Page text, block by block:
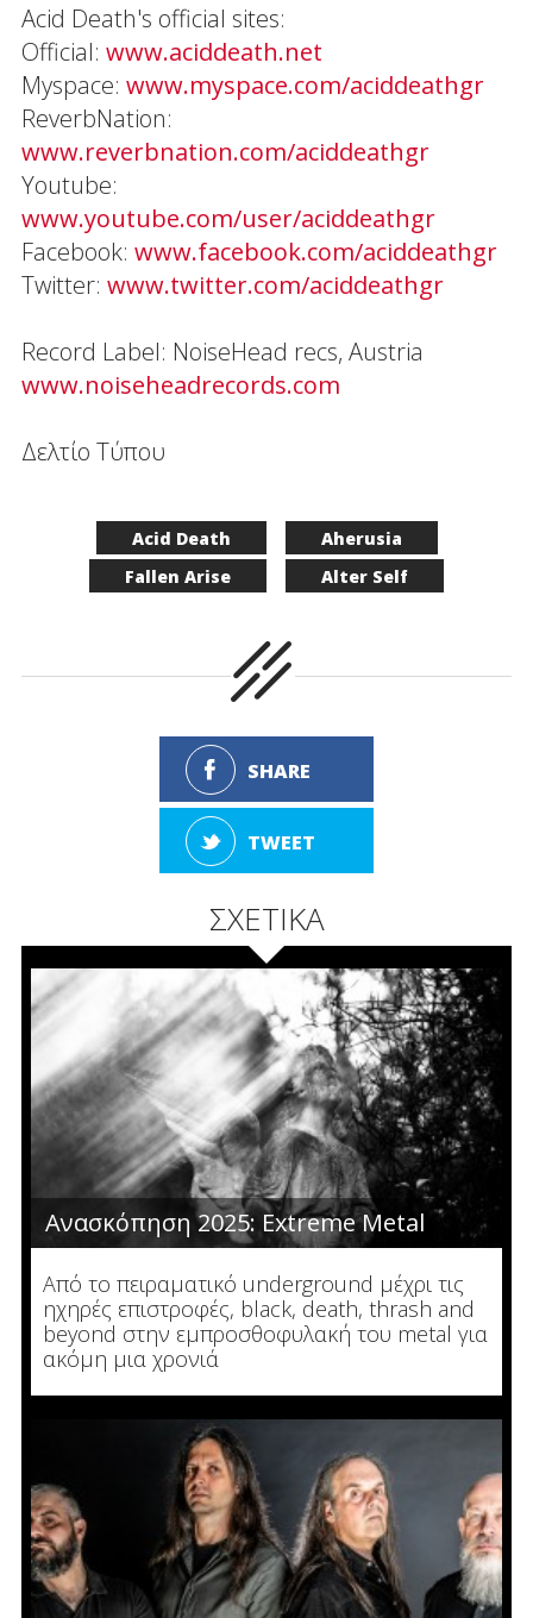
Acid Death's official sites:
Official: www.aciddeath.net
Myspace: www.myspace.com/aciddeathgr
ReverbNation:
www.reverbnation.com/aciddeathgr
Youtube:
www.youtube.com/user/aciddeathgr
Facebook: www.facebook.com/aciddeathgr
Twitter: www.twitter.com/aciddeathgr
Record Label: NoiseHead recs, Austria
www.noiseheadrecords.com
Δελτίο Τύπου
Acid Death
Aherusia
Fallen Arise
Alter Self
SHARE
TWEET
ΣΧΕΤΙΚΑ
Ανασκόπηση 2025: Extreme Metal
Από το πειραματικό underground μέχρι τις
ηχηρές επιστροφές, black, death, thrash and
beyond στην εμπροσθοφυλακή του metal για
ακόμη μια χρονιά